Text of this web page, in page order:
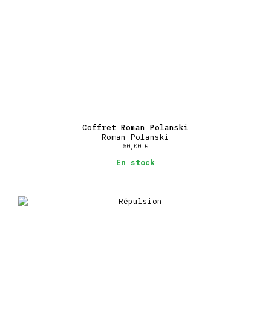
Coffret Roman Polanski
Roman Polanski
50,00 €
En stock